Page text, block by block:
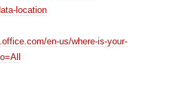
location
en-us/where-is-your-